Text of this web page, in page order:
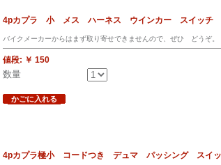
4pカプラ 小 メス ハーネス ウインカー スイッチ
バイクメーカーからはまず取り寄せできませんので、ぜひ どうぞ。
値段: ￥ 150
数量
かごに入れる
4pカプラ極小 コードつき デュマ パッシング スイッ